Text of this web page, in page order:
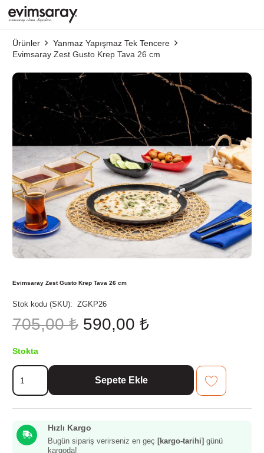
Ürünler
Yanmaz Yapışmaz Tek Tencere
Evimsaray Zest Gusto Krep Tava 26 cm
Evimsaray Zest Gusto Krep Tava 26 cm
Stok kodu (SKU): ZGKP26
705,00₺ Orijinal
fiyat:
590,00 ₺Şu
Stokta
Evimsaray
Zest
Gusto
26
cm
Sepete Ekle
Hızlı Kargo
Bugün sipariş verirseniz en geç [kargo-tarihi] günü
kargoda!